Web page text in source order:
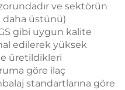
ve sektörün
daha üstünü)
gibi uygun kalite
edilerek yüksek
üretildikleri
göre ilaç
standartlarına göre